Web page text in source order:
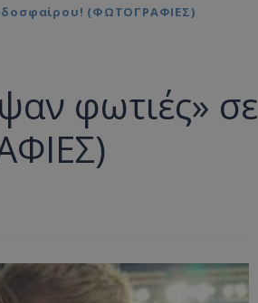
(ΦΩΤΟΓΡΑΦΙΕΣ)
φωτιές» σε